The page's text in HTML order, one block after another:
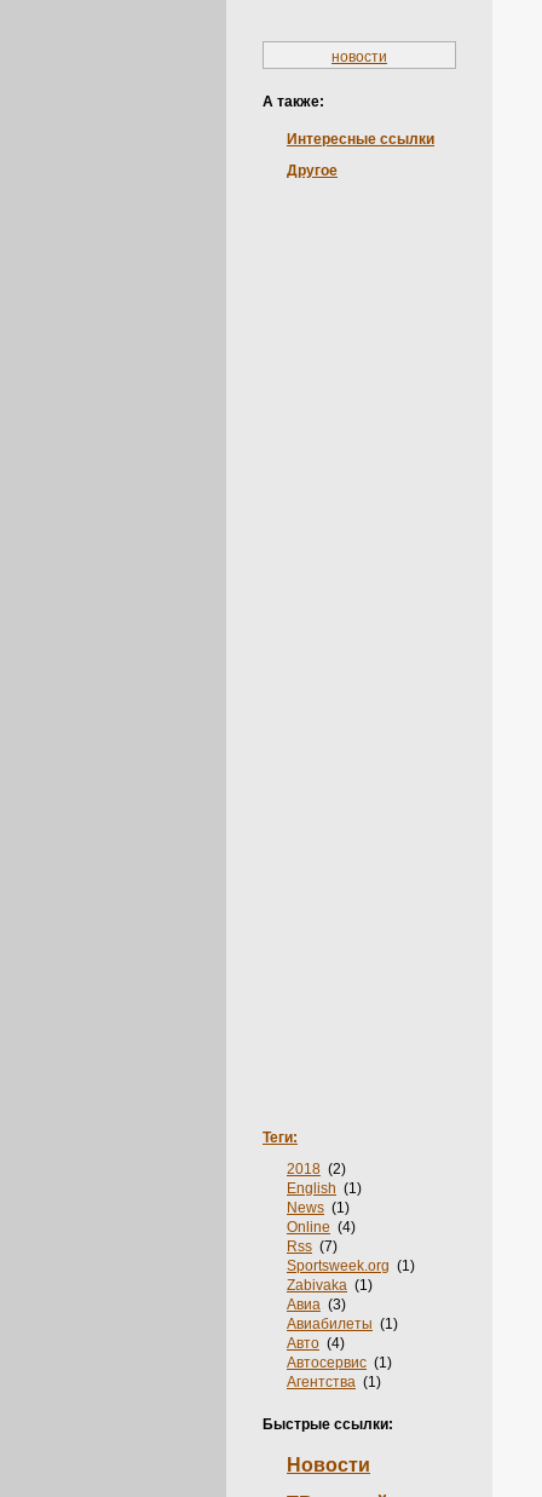
новости
А также:
Интересные ссылки
Другое
Теги:
2018 (2)
English (1)
News (1)
Online (4)
Rss (7)
Sportsweek.org (1)
Zabivaka (1)
Авиа (3)
Авиабилеты (1)
Авто (4)
Автосервис (1)
Агентства (1)
Акции(2)
Аренда(3)
Багет(1)
Быстрые ссылки:
Новости